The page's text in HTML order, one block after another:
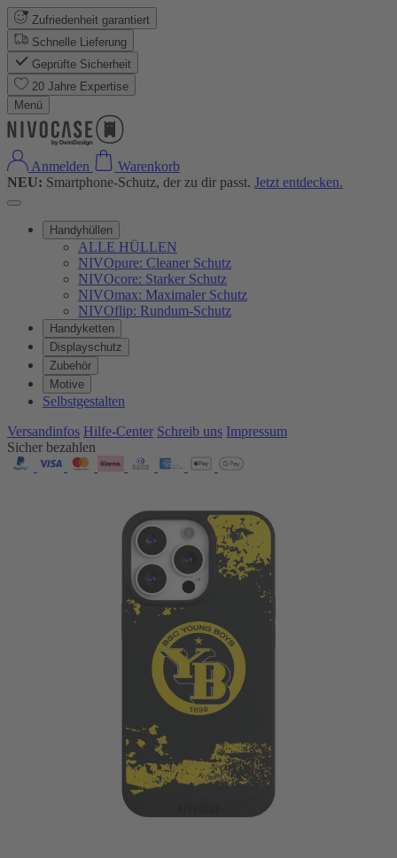
Zufriedenheit garantiert
Schnelle Lieferung
Geprüfte Sicherheit
20 Jahre Expertise
Menü
Anmelden
Warenkorb
NEU: Smartphone-Schutz, der zu dir passt. Jetzt entdecken.
Handyhüllen
ALLE HÜLLEN
NIVOpure: Cleaner Schutz
NIVOcore: Starker Schutz
NIVOmax: Maximaler Schutz
NIVOflip: Rundum-Schutz
Handyketten
Displayschutz
Zubehör
Motive
Selbstgestalten
Versandinfos Hilfe-Center Schreib uns Impressum
Sicher bezahlen